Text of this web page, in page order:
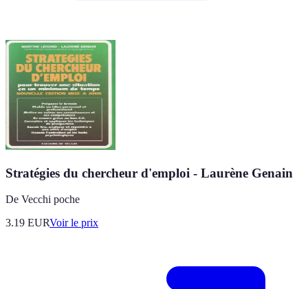
Stratégies du chercheur d'emploi - Laurène Genain
De Vecchi poche
3.19 EURVoir le prix